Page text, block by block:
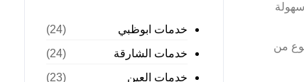
من
خدمات ابوظبي
(24)
خدمات الشارقة
(24)
خدمات العين
(23)